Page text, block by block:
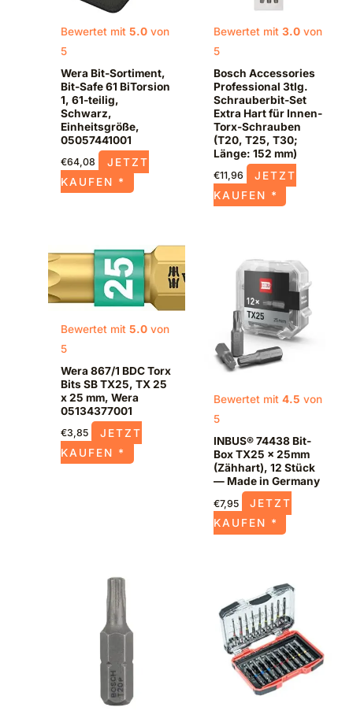
Bewertet mit5.0 von
5
Wera Bit-Sortiment,
Bit-Safe 61 BiTorsion
1, 61-teilig,
Schwarz,
Einheitsgröße,
05057441001
€64,08
JETZT
KAUFEN *
Bewertet mit 3.0von
5
Bosch Accessories
Professional 3tlg.
Schrauberbit-Set
Extra Hart für Innen-
Torx-Schrauben
(T20, T25, T30;
Länge: 152 mm)
€11,96
JETZT
KAUFEN *
Bewertet mit5.0 von
5
Wera 867/1 BDC Torx
Bits SB TX25, TX 25
x 25 mm, Wera
05134377001
€3,85
JETZT
KAUFEN *
Bewertet mit 4.5 von
5
INBUS® 74438 Bit-
Box TX25 × 25mm
(Zähhart), 12 Stück
— Made in Germany
€7,95
JETZT
KAUFEN *